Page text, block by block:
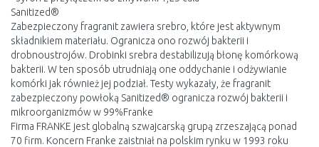
Sanitized®
Zabezpieczony fragranit zawiera srebro, które jest aktywnym
składnikiem materiału. Ogranicza ono rozwój bakterii i
drobnoustrojów. Drobinki srebra destabilizują błonę komórkową
bakterii. W ten sposób utrudniają one oddychanie i odżywianie
komórki jak również jej podział. Testy wykazały, że fragranit
zabezpieczony powłoką Sanitized® ogranicza rozwój bakterii i
mikroorganizmów w 99%Franke
Firma FRANKE jest globalną szwajcarską grupą zrzeszającą ponad
70 firm. Koncern Franke zaistniał na polskim rynku w 1993 roku